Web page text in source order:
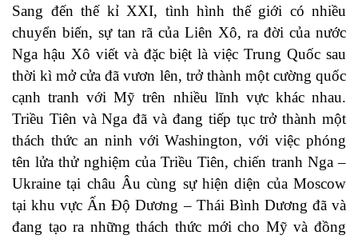
Sang đến thế kỉ XXI, tình hình thế giới có nhiều
chuyển biến, sự tan rã của Liên Xô, ra đời của nước
Nga hậu Xô viết và đặc biệt là việc Trung Quốc sau
thời kì mở cửa đã vươn lên, trở thành một cường quốc
cạnh tranh với Mỹ trên nhiều lĩnh vực khác nhau.
Triều Tiên và Nga đã và đang tiếp tục trở thành một
thách thức an ninh với Washington, với việc phóng
tên lửa thử nghiệm của Triều Tiên, chiến tranh Nga –
Ukraine tại châu Âu cùng sự hiện diện của Moscow
tại khu vực Ấn Độ Dương – Thái Bình Dương đã và
đang tạo ra những thách thức mới cho Mỹ và đồng